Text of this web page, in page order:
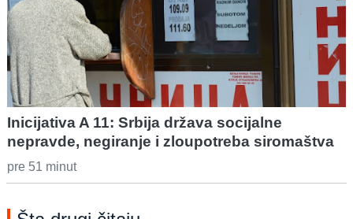
Inicijativa A 11: Srbija država socijalne
nepravde, negiranje i zloupotreba siromaštva
pre 51 minut